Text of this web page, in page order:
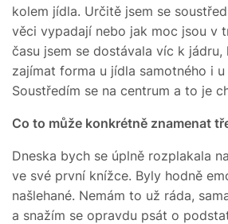
kolem jídla. Určitě jsem se
věci vypadají nebo jak moc jsou v
času jsem se dostávala víc k jádru,
zajímat forma u jídla samotného i
Soustředím se na centrum a to je
Co to může konkrétně znamenat
Dneska bych se úplně rozplakala
ve své první knížce. Byly hodně
našlehané. Nemám to už ráda,
a snažím se opravdu psát o